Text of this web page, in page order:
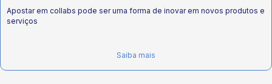
Apostar em collabs pode ser uma forma de inovar em novos produtos e
serviços
Saiba mais